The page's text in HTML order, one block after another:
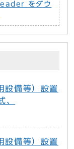
をダウ
設備等）設置
、
設備等）設置